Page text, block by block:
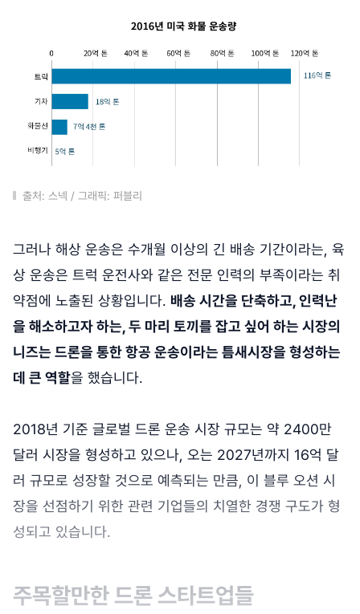
출처: 스넥 / 그래픽: 퍼블리
그러나 해상 운송은 수개월 이상의 긴 배송 기간이라는, 육
상 운송은 트럭 운전사와 같은 전문 인력의 부족이라는 취
약점에 노출된 상황입니다. 배송 시간을 단축하고, 인력난
을 해소하고자 하는, 두 마리 토끼를 잡고 싶어 하는 시장의
니즈는 드론을 통한 항공 운송이라는 틈새시장을 형성하는
데 큰 역할을 했습니다.
2018년 기준 글로벌 드론 운송 시장 규모는 약 2400만
달러 시장을 형성하고 있으나, 오는 2027년까지 16억 달
러 규모로 성장할 것으로 예측되는 만큼, 이 블루 오션 시
장을 선점하기 위한 관련 기업들의 치열한 경쟁 구도가 형
성되고 있습니다.
주목할만한 드론 스타트업들